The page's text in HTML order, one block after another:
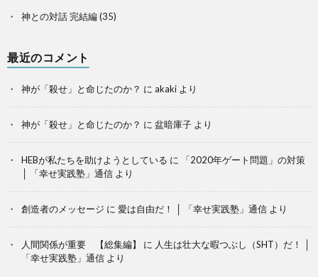
神との対話 完結編(35)
最近のコメント
神が「殺せ」と命じたのか？ に akaki より
神が「殺せ」と命じたのか？ に 盆暗庫子 より
HEBが私たちを助けようとしている に
「2020年ゲート問題」の対策
│ 「幸せ実践塾」通信 より
創造者のメッセージ に 愛は自由だ！ │ 「幸せ実践塾」通信 より
人間関係が重要 【総集編】 に 人生は壮大な暇つぶし（SHT）だ！ │
「幸せ実践塾」通信 より